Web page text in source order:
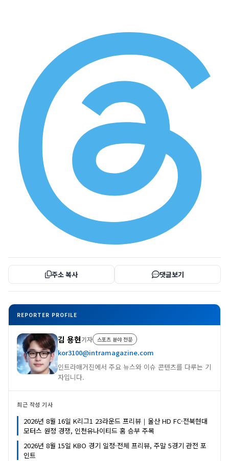
주소 복사 댓글보기
REPORTER PROFILE
김 용현기자 스포츠 분야 전문
kor3100@intramagazine.com
인트라매거진에서 주요 뉴스와 이슈 콘텐츠를 다루는 기
자입니다.
최근 작성 기사
2026년 8월 16일 K리그1 23라운드 프리뷰｜울산 HD FC·전북현대
모터스 원정 경쟁, 인천유나이티드 홈 승부 주목
2026년 8월 15일 KBO 경기 일정·전체 프리뷰, 주말 5경기 관전 포
인트